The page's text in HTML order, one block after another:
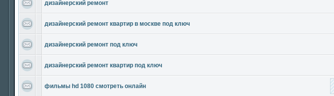
дизайнерский ремонт
дизайнерский ремонт квартир в москве под ключ
дизайнерский ремонт под ключ
дизайнерский ремонт квартир под ключ
фильмы hd 1080 смотреть онлайн